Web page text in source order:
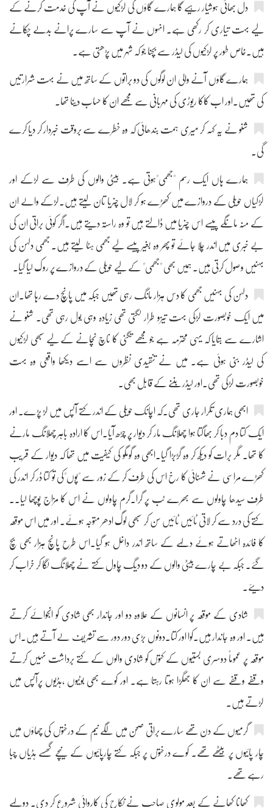
دل بھائی ہوشیار رہیے گا ہمارے گاؤں کی لڑکیوں نے آپ کی خدمت کرنے کے
لیے بہت تیاری کر رکھی ہے۔ انہوں نے آپ سے سارے پرانے بدلے چکانے
ہیں۔خاص طور پر لڑکیوں کی لیڈر سے بچنا جو کہ شہر میں پڑھتی ہے۔
ہمارے گاؤں آنے والی ان لوگوں کی دو براتوں کے ساتھ میں نے بہت شرارتیں
کی تھیں۔اور اب کاکا ریوڑی کی مہربانی سے مجھے ان کا حساب دینا تھا۔
شنو نے یہ کہہ کر میری ہمت بندھائی کہ وہ خطرے سے بروقت خبردار کر دیا کرے
گی۔
ہمارے ہاں ایک رسم "جھمی"ہوتی ہے۔ بیٹی والوں کی طرف سے لڑکے اور
لڑکیاں حویلی کے دروازے میں کھڑے ہو کر لال چنریا تان لیتے ہیں۔لڑکے والے ان
کے منہ مانگے پیسے اس چنریا میں ڈالتے ہیں تو وہ راستہ دیتے ہیں۔اگر کوئی براتی ان کی
بے خبری میں اندر چلا جائے تو پھر وہ بغیر پیسے لیے جھمی ہٹا لیتے ہیں۔ جھمی دلہن کی
بہنیں وصول کرتی ہیں۔ ہمیں بھی "جھمی" کے لیے حویلی کے دروازے پر روک لیا گیا۔
دلہن کی بہنیں جھمی کا دس ہزار مانگ رہی تھیں جبکہ میں پانچ دے رہا تھا۔ان
میں ایک خوبصورت لڑکی بہت تیزو طرار لگتی تھی زیادہ وہی بول رہی تھی۔ شنو نے
اشارے سے بتایا کہ یہی محترمہ ہے جو مجھے تگنی کا ناچ نچانے کے لیے سبھی لڑکیوں
کی لیڈر بنی ہوئی ہے۔ میں نے تنقیدی نظروں سے اسے دیکھا واقعی وہ بہت
خوبصورت لڑکی تھی۔اور لیڈر بننے کے قابل بھی۔
ابھی ہماری تکرار جاری تھی۔کہ اچانک حویلی کے اندر کتے آپس میں لڑ پڑے۔ اور
ایک کتا دم دبا کر بھاگتا ہوا چھلانگ مار کر دیوار پر چڑھ آیا۔اس کا ارادہ باہر چھلانگ مارنے
کا تھا۔ مگر برات کو دیکھ کر وہ گڑبڑا گیا۔ابھی وہ گومگو کی کیفیت میں تھا کہ دیوار کے قریب
کھڑے مراسی نے شہنائی کا رخ اس کی طرف کر کے زور سے "پوں"کی تو کتا ڈر کر اندر کی
طرف سیدھا چاولوں سے بھرے ٹب پر گرا۔گرم چاولوں نے اس کا مزاج پوچھا لیا۔۔
کتے کی درد سے کر لاتی ٹائیں ٹائیں سن کر سبھی لوگ ادھر متوجہ ہوئے۔ اور میں اس موقعہ
کا فائدہ اٹھاتے ہوئے دلہے کے ساتھ اندر داخل ہو گیا۔اس طرح پانچ ہزار بھی بچ
گئے۔ جبکہ بے چارے بیٹی والوں کے دو دیگ چاول کتے نے چھلانگ لگا کر خراب کر
دیئے۔
شادی کے موقعہ پر انسانوں کے علاوہ دو اور جاندار بھی شادی کو انجوائے کرتے
ہیں۔ اور وہ جاندار ہیں۔کوا اور کتا۔دونوں بڑی دور دور سے تشریف لے آتے ہیں۔اس
موقعہ پر عموماً دوسری بستیوں کے کتوں کو شادی والوں کے کتے برداشت نہیں کرتے
وقفے وقفے سے ان کا جھگڑا ہوتا رہتا ہے۔ اور کوے بھی بوٹیوں ،ہڈیوں پرآپس میں
لڑتے ہیں۔
گرمیوں کے دن تھے سارے براتی صحن میں لگے نیم کے درختوں کی چھاؤں میں
چار پائیوں پر بیٹھے تھے۔ کوے درختوں پر جبکہ کتے چارپائیوں کے نیچے گھسے ہڈیاں چبا
رہے تھے۔
کھانا کھانے کے بعد مولوی صاحب نے نکاح کی کاروائی شروع کر دی۔ دولہے